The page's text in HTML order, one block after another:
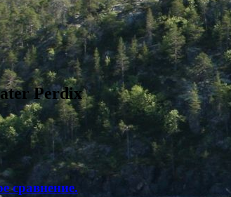
Perdix
сравнение.